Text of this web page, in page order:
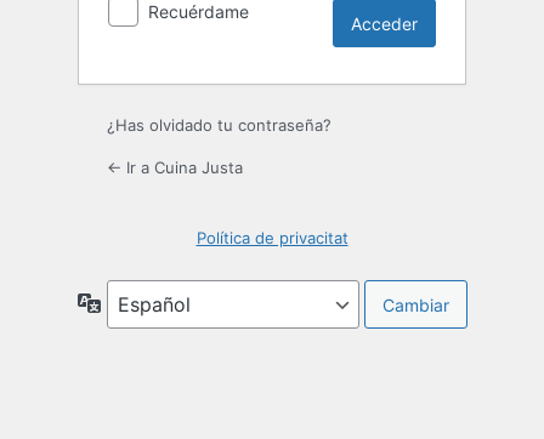
Recuérdame
¿Has olvidado tu contraseña?
← Ir a Cuina Justa
Política de privacitat
Idioma